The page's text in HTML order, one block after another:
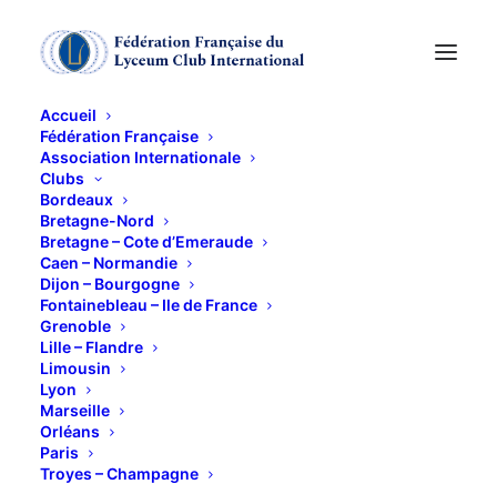
Accueil
Fédération Française
Association Internationale
Clubs
Bordeaux
Bretagne-Nord
Bretagne – Cote d’Emeraude
Caen – Normandie
Dijon – Bourgogne
Fontainebleau – Ile de France
Grenoble
Lille – Flandre
Limousin
Lyon
Marseille
Orléans
Paris
Troyes – Champagne
Kfé-rencontres
6 JUIN 2014